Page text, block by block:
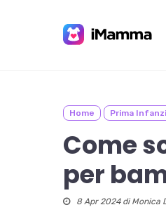
Premi invio per
Home Prima
Come
per
8 Apr 2024 di Monica